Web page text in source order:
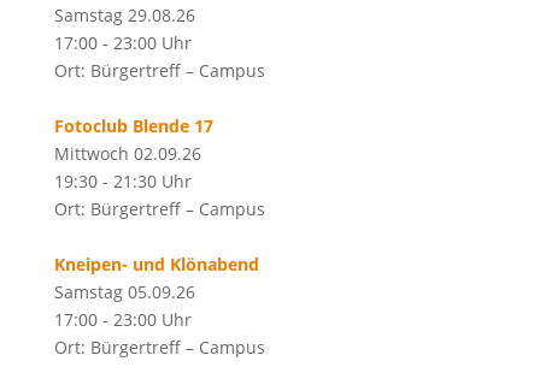
Samstag 29.08.26
17:00 - 23:00 Uhr
Ort: Bürgertreff – Campus
Fotoclub Blende 17
Mittwoch 02.09.26
19:30 - 21:30 Uhr
Ort: Bürgertreff – Campus
Kneipen- und Klönabend
Samstag 05.09.26
17:00 - 23:00 Uhr
Ort: Bürgertreff – Campus